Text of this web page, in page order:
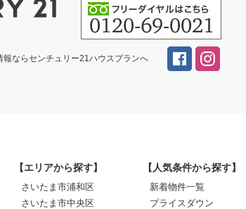
ならセンチュリー21ハウスプランへ
【エリアから探す】
さいたま市浦和区
さいたま市中央区
【人気条件から探す】
新着物件一覧
プライスダウン